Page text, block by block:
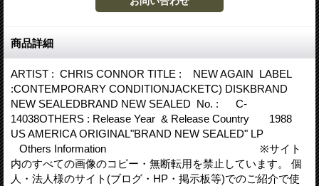
商品詳細
ARTIST : CHRIS CONNOR TITLE : NEW AGAIN LABEL
:CONTEMPORARY CONDITIONJACKETC) DISKBRAND
NEW SEALEDBRAND NEW SEALED No. : C-
14038OTHERS : Release Year & Release Country 1988
US AMERICA ORIGINAL"BRAND NEW SEALED" LP
Others Information ※サイト
内のすべての画像のコピー・無断転用を禁止しています。 個
人・法人様のサイト(ブログ・HP・掲示板等)でのご紹介で使